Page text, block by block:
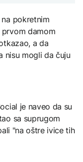
zlato
pokretnim
prvom damom
a da
nisu mogli da čuju
je naveo da su
sa suprugom
"na oštre ivice tih